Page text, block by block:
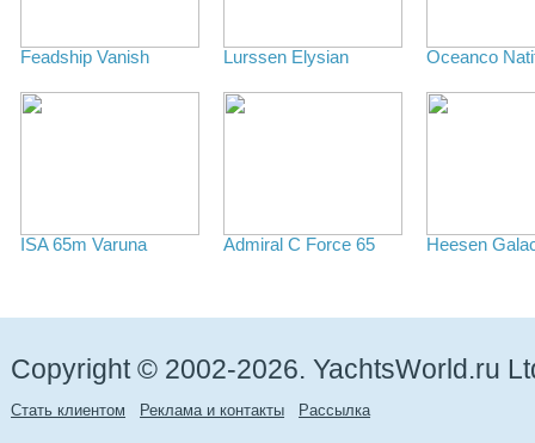
Feadship Vanish Lurssen Elysian Oceanco
ISA 65m Varuna Admiral C Force 65 Heesen
Copyright © 2002-2026. YachtsWorld.ru
Стать клиентом Реклама и контакты Рассылка